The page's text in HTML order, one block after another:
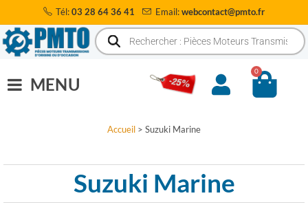
Tél:03 28 64 36 41 Email:webcontact@pmto.fr
MENU
0
Accueil > Suzuki Marine
Suzuki Marine